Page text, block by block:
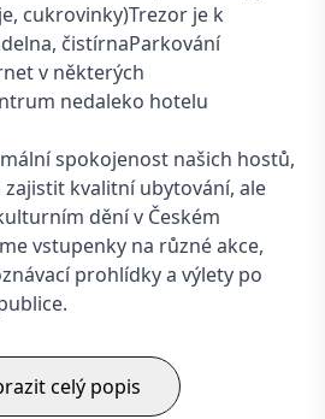
cukrovinky)Trezor je k
čistírnaParkování
v některých
nedaleko hotelu
spokojenost našich hostů,
kvalitní ubytování, ale
dění v Českém
vstupenky na různé akce,
prohlídky a výlety po
celý popis